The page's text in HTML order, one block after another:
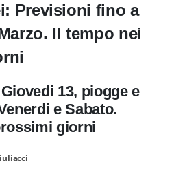
Previsioni fino a
Il tempo nei
13, piogge e
e Sabato.
giorni